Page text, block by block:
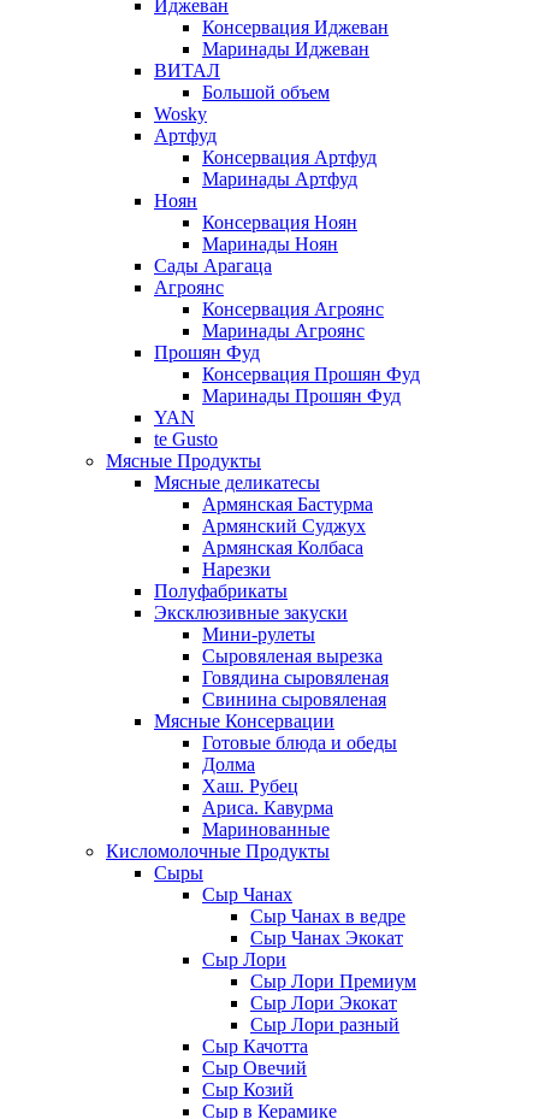
Иджеван
Консервация Иджеван
Маринады Иджеван
ВИТАЛ
Большой объем
Wosky
Артфуд
Консервация Артфуд
Маринады Артфуд
Ноян
Консервация Ноян
Маринады Ноян
Сады Арагаца
Агроянс
Консервация Агроянс
Маринады Агроянс
Прошян Фуд
Консервация Прошян Фуд
Маринады Прошян Фуд
YAN
te Gusto
Мясные Продукты
Мясные деликатесы
Армянская Бастурма
Армянский Суджух
Армянская Колбаса
Нарезки
Полуфабрикаты
Эксклюзивные закуски
Мини-рулеты
Сыровяленая вырезка
Говядина сыровяленая
Свинина сыровяленая
Мясные Консервации
Готовые блюда и обеды
Долма
Хаш. Рубец
Ариса. Кавурма
Маринованные
Кисломолочные Продукты
Сыры
Сыр Чанах
Сыр Чанах в ведре
Сыр Чанах Экокат
Сыр Лори
Сыр Лори Премиум
Сыр Лори Экокат
Сыр Лори разный
Сыр Качотта
Сыр Овечий
Сыр Козий
Сыр в Керамике